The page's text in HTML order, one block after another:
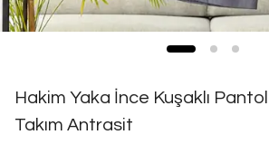
Hakim Yaka İnce Kuşaklı
Takım Antrasit